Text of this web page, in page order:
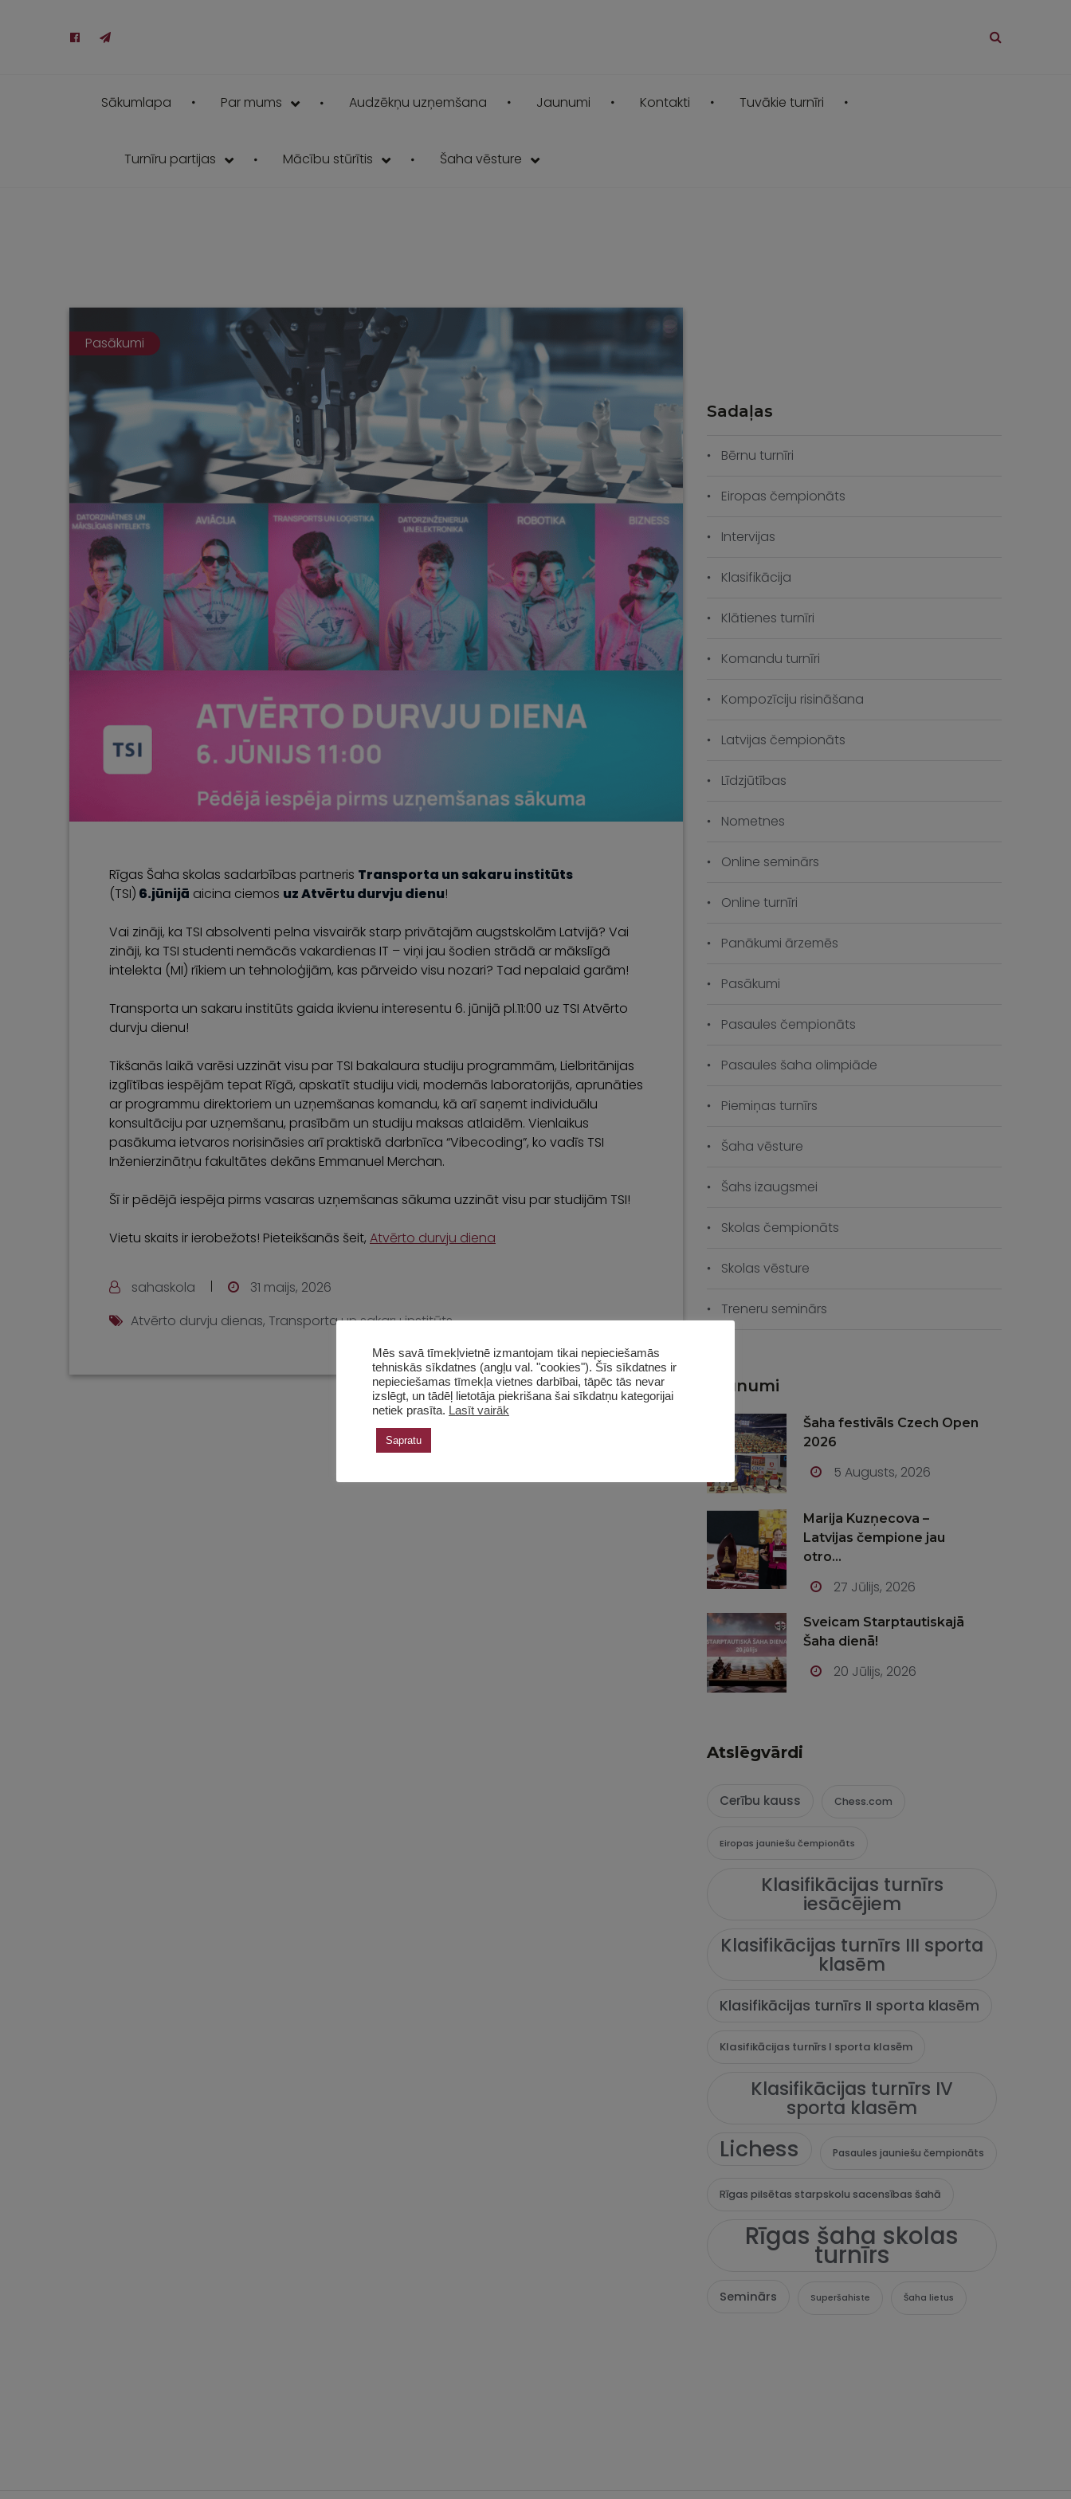
Sākumlapa Par mums Audzēkņu uzņemšana Jaunumi Kontakti Tuvākie turnīri
Turnīru partijas Mācību stūrītis Šaha vēsture
Pasākumi
Rīgas Šaha skolas sadarbības partneris Transporta un sakaru institūts
(TSI) 6.jūnijā aicina ciemos uz Atvērtu durvju dienu!
Vai zināji, ka TSI absolventi pelna visvairāk starp privātajām augstskolām Latvijā? Vai
zināji, ka TSI studenti nemācās vakardienas IT – viņi jau šodien strādā ar mākslīgā
intelekta (MI) rīkiem un tehnoloģijām, kas pārveido visu nozari? Tad nepalaid garām!
Transporta un sakaru institūts gaida ikvienu interesentu 6. jūnijā pl.11:00 uz TSI Atvērto
durvju dienu!
Tikšanās laikā varēsi uzzināt visu par TSI bakalaura studiju programmām, Lielbritānijas
izglītības iespējām tepat Rīgā, apskatīt studiju vidi, modernās laboratorijās, aprunāties
ar programmu direktoriem un uzņemšanas komandu, kā arī saņemt individuālu
konsultāciju par uzņemšanu, prasībām un studiju maksas atlaidēm. Vienlaikus
pasākuma ietvaros norisināsies arī praktiskā darbnīca “Vibecoding”, ko vadīs TSI
Inženierzinātņu fakultātes dekāns Emmanuel Merchan.
Šī ir pēdējā iespēja pirms vasaras uzņemšanas sākuma uzzināt visu par studijām TSI!
Vietu skaits ir ierobežots! Pieteikšanās šeit, Atvērto durvju diena
sahaskola
31 maijs, 2026
Atvērto durvju dienas, Transporta un sakaru institūts
Sadaļas
Bērnu turnīri
Eiropas čempionāts
Intervijas
Klasifikācija
Klātienes turnīri
Komandu turnīri
Kompozīciju risināšana
Latvijas čempionāts
Līdzjūtības
Nometnes
Online seminārs
Online turnīri
Panākumi ārzemēs
Pasākumi
Pasaules čempionāts
Pasaules šaha olimpiāde
Piemiņas turnīrs
Šaha vēsture
Šahs izaugsmei
Skolas čempionāts
Skolas vēsture
Treneru seminārs
Jaunumi
Šaha festivāls Czech Open
2026
5 Augusts, 2026
Marija Kuzņecova –
Latvijas čempione jau
otro...
27 Jūlijs, 2026
Sveicam Starptautiskajā
Šaha dienā!
20 Jūlijs, 2026
Atslēgvārdi
Cerību kauss Chess.com
Eiropas jauniešu čempionāts
Klasifikācijas turnīrs
iesācējiem
Klasifikācijas turnīrs III sporta
klasēm
Klasifikācijas turnīrs II sporta klasēm
Klasifikācijas turnīrs I sporta klasēm
Klasifikācijas turnīrs IV
sporta klasēm
Lichess Pasaules jauniešu čempionāts
Rīgas pilsētas starpskolu sacensības šahā
Rīgas šaha skolas
turnīrs
Seminārs Superšahiste Šaha lietus
Mēs savā tīmekļvietnē izmantojam tikai nepieciešamās
tehniskās sīkdatnes (angļu val. "cookies"). Šīs sīkdatnes ir
nepieciešamas tīmekļa vietnes darbībai, tāpēc tās nevar
izslēgt, un tādēļ lietotāja piekrišana šai sīkdatņu kategorijai
netiek prasīta. Lasīt vairāk
Sapratu